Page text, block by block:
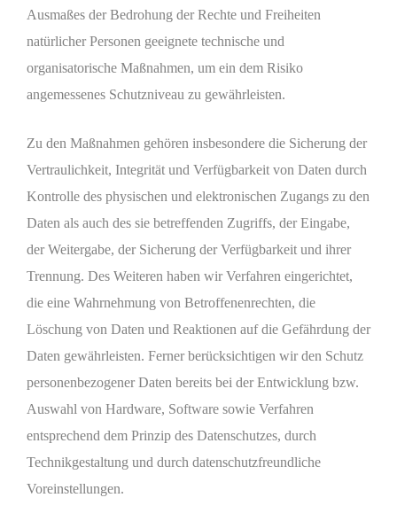
Ausmaßes der Bedrohung der Rechte und Freiheiten
natürlicher Personen geeignete technische und
organisatorische Maßnahmen, um ein dem Risiko
angemessenes Schutzniveau zu gewährleisten.
Zu den Maßnahmen gehören insbesondere die Sicherung der
Vertraulichkeit, Integrität und Verfügbarkeit von Daten durch
Kontrolle des physischen und elektronischen Zugangs zu den
Daten als auch des sie betreffenden Zugriffs, der Eingabe,
der Weitergabe, der Sicherung der Verfügbarkeit und ihrer
Trennung. Des Weiteren haben wir Verfahren eingerichtet,
die eine Wahrnehmung von Betroffenenrechten, die
Löschung von Daten und Reaktionen auf die Gefährdung der
Daten gewährleisten. Ferner berücksichtigen wir den Schutz
personenbezogener Daten bereits bei der Entwicklung bzw.
Auswahl von Hardware, Software sowie Verfahren
entsprechend dem Prinzip des Datenschutzes, durch
Technikgestaltung und durch datenschutzfreundliche
Voreinstellungen.